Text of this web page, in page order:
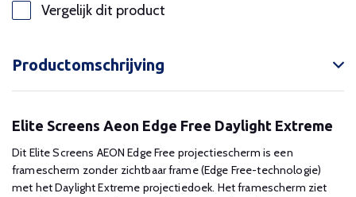
Vergelijk dit product
Productomschrijving
Elite Screens Aeon Edge Free Daylight Extreme
Dit Elite Screens AEON Edge Free projectiescherm is een
framescherm zonder zichtbaar frame (Edge Free-technologie)
met het Daylight Extreme projectiedoek. Het framescherm ziet